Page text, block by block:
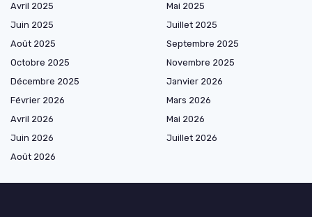
Avril 2025
Mai 2025
Juin 2025
Juillet 2025
Août 2025
Septembre 2025
Octobre 2025
Novembre 2025
Décembre 2025
Janvier 2026
Février 2026
Mars 2026
Avril 2026
Mai 2026
Juin 2026
Juillet 2026
Août 2026